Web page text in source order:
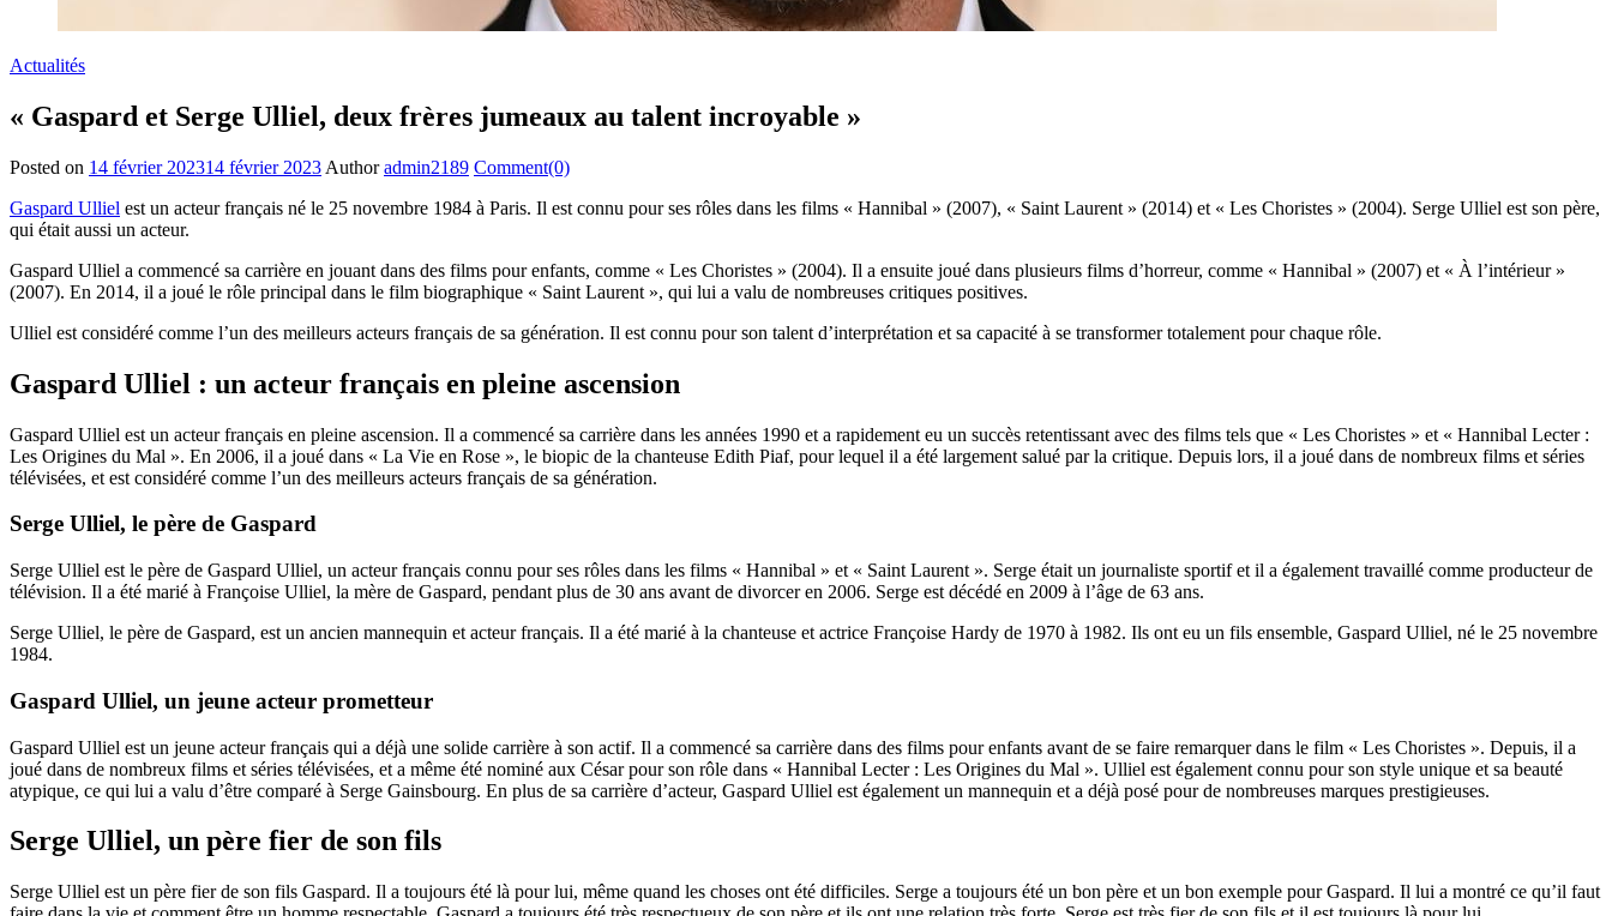
Actualités
« Gaspard et Serge Ulliel, deux frères jumeaux au talent incroyable »
Posted on 14 février 202314 février 2023 Author admin2189 Comment(0)
Gaspard Ulliel est un acteur français né le 25 novembre 1984 à Paris. Il est connu pour ses rôles dans les films « Hannibal » (2007), « Saint Laurent » (2014) et « Les Choristes » (2004). Serge Ulliel est son père,
qui était aussi un acteur.
Gaspard Ulliel a commencé sa carrière en jouant dans des films pour enfants, comme « Les Choristes » (2004). Il a ensuite joué dans plusieurs films d’horreur, comme « Hannibal » (2007) et « À l’intérieur »
(2007). En 2014, il a joué le rôle principal dans le film biographique « Saint Laurent », qui lui a valu de nombreuses critiques positives.
Ulliel est considéré comme l’un des meilleurs acteurs français de sa génération. Il est connu pour son talent d’interprétation et sa capacité à se transformer totalement pour chaque rôle.
Gaspard Ulliel : un acteur français en pleine ascension
Gaspard Ulliel est un acteur français en pleine ascension. Il a commencé sa carrière dans les années 1990 et a rapidement eu un succès retentissant avec des films tels que « Les Choristes » et « Hannibal Lecter :
Les Origines du Mal ». En 2006, il a joué dans « La Vie en Rose », le biopic de la chanteuse Edith Piaf, pour lequel il a été largement salué par la critique. Depuis lors, il a joué dans de nombreux films et séries
télévisées, et est considéré comme l’un des meilleurs acteurs français de sa génération.
Serge Ulliel, le père de Gaspard
Serge Ulliel est le père de Gaspard Ulliel, un acteur français connu pour ses rôles dans les films « Hannibal » et « Saint Laurent ». Serge était un journaliste sportif et il a également travaillé comme producteur de
télévision. Il a été marié à Françoise Ulliel, la mère de Gaspard, pendant plus de 30 ans avant de divorcer en 2006. Serge est décédé en 2009 à l’âge de 63 ans.
Serge Ulliel, le père de Gaspard, est un ancien mannequin et acteur français. Il a été marié à la chanteuse et actrice Françoise Hardy de 1970 à 1982. Ils ont eu un fils ensemble, Gaspard Ulliel, né le 25 novembre
1984.
Gaspard Ulliel, un jeune acteur prometteur
Gaspard Ulliel est un jeune acteur français qui a déjà une solide carrière à son actif. Il a commencé sa carrière dans des films pour enfants avant de se faire remarquer dans le film « Les Choristes ». Depuis, il a
joué dans de nombreux films et séries télévisées, et a même été nominé aux César pour son rôle dans « Hannibal Lecter : Les Origines du Mal ». Ulliel est également connu pour son style unique et sa beauté
atypique, ce qui lui a valu d’être comparé à Serge Gainsbourg. En plus de sa carrière d’acteur, Gaspard Ulliel est également un mannequin et a déjà posé pour de nombreuses marques prestigieuses.
Serge Ulliel, un père fier de son fils
Serge Ulliel est un père fier de son fils Gaspard. Il a toujours été là pour lui, même quand les choses ont été difficiles. Serge a toujours été un bon père et un bon exemple pour Gaspard. Il lui a montré ce qu’il faut